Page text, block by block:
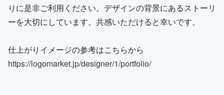
りに是非ご利用ください。デザインの背景にあるストーリ
ーを大切にしています。共感いただけると幸いです。
仕上がりイメージの参考はこちらから
https://logomarket.jp/designer/1/portfolio/